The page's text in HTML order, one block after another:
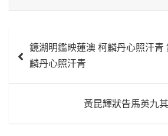
章 鏡湖明鑑映蓮澳 柯麟丹心照汗青
麟丹心照汗青
黃昆輝狀告馬英九